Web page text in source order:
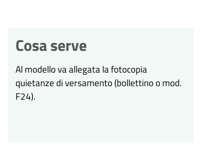
Cosa serve
Al modello va allegata la fotocopia
quietanze di versamento (bollettino o mod.
F24).